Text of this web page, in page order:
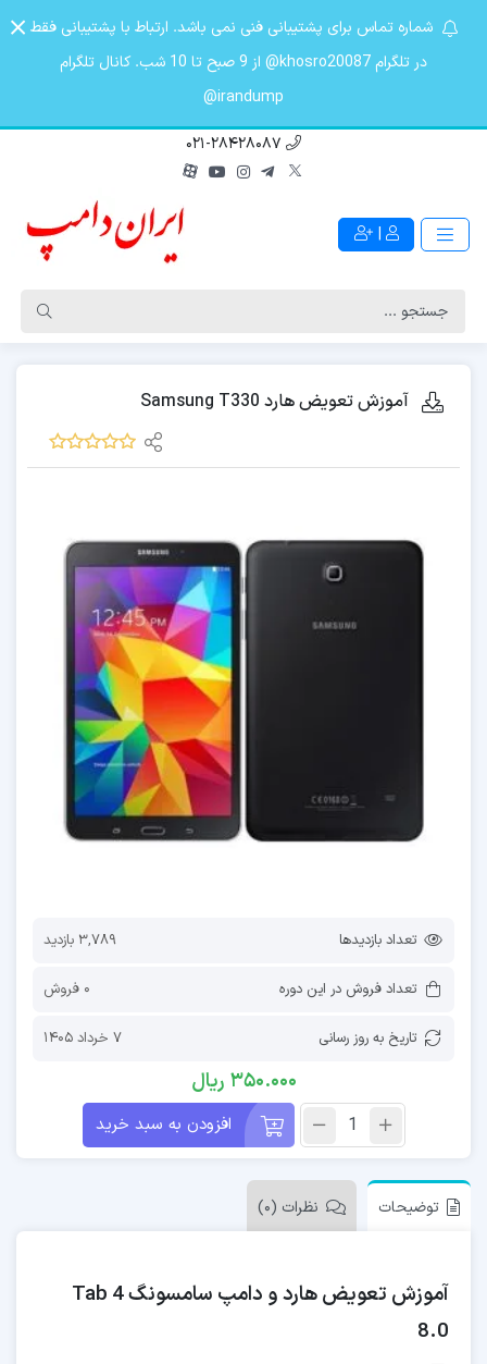
شماره تماس برای پشتیبانی فنی نمی باشد. ارتباط با پشتیبانی فقط
در تلگرام khosro20087@ از 9 صبح تا 10 شب. کانال تلگرام
irandump@
021-28428087
|
آموزش تعویض هارد Samsung T330
تعداد بازدیدها 3,789 بازدید
تعداد فروش در این دوره 0 فروش
تاریخ به روز رسانی 7 خرداد 1405
350.000 ریال
افزودن به سبد خرید
توضیحات نظرات (0)
آموزش تعویض هارد و دامپ سامسونگ Tab 4
8.0